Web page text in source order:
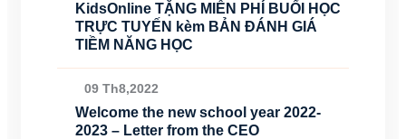
KidsOnline TẶNG MIỄN PHÍ BUỔI HỌC
TRỰC TUYẾN kèm BẢN ĐÁNH GIÁ
TIỀM NĂNG HỌC
09 Th8,2022
Welcome the new school year 2022-
2023 – Letter from the CEO